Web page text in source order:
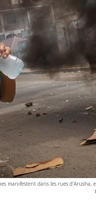
manifestent dans les rues